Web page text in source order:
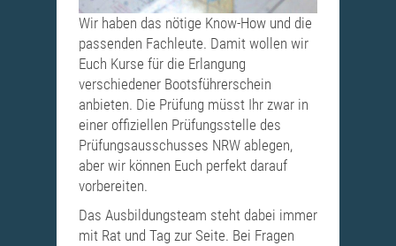
Wir haben das nötige Know-How und die
passenden Fachleute. Damit wollen wir
Euch Kurse für die Erlangung
verschiedener Bootsführerschein
anbieten. Die Prüfung müsst Ihr zwar in
einer offiziellen Prüfungsstelle des
Prüfungsausschusses NRW ablegen,
aber wir können Euch perfekt darauf
vorbereiten.
Das Ausbildungsteam steht dabei immer
mit Rat und Tag zur Seite. Bei Fragen